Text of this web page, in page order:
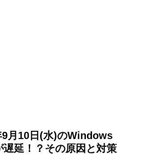
9月10日(水)のWindows
延！？その原因と対策